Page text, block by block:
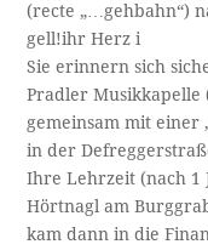
(recte „…gehbahn“)
gell!ihr Herz i
Sie erinnern sich
Pradler
gemeinsam mit einer
in der
Ihre Lehrzeit (nach 1
Hörtnagl am
kam dann in die